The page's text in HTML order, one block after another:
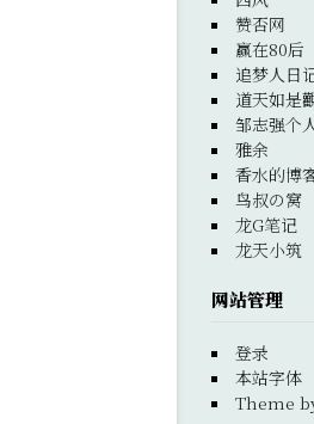
赞否网
赢在80后
追梦人日
道天如是
邹志强个
雅余
香水的博
鸟叔の窝
龙G笔记
龙天小筑
网站管理
登录
本站字体
Theme